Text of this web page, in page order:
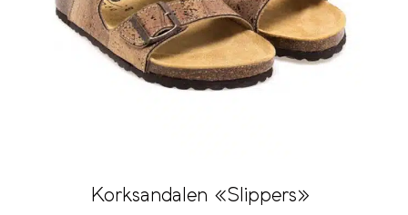
Korksandalen «Slippers»